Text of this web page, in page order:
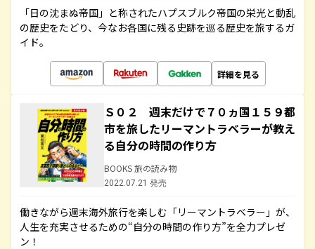
「日の沈まぬ帝国」と称されたハプスブルク帝国の栄光と動乱
の歴史をたどり、今なお各国に残る史跡を巡る歴史を旅するガ
イド。
詳細を見る
Ｓ０２ 週末だけで７０ヵ国１５９都
市を旅したリーマントラベラーが教え
る自分の時間の作り方
BOOKS 旅の読み物
2022.07.21 発売
働きながら週末海外旅行を楽しむ「リーマントラベラー」が、
人生を充実させるための“自分の時間の作り方”を全力プレゼ
ン！